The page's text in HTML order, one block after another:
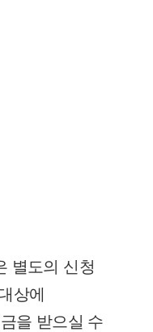
별도의 신청
상에
을 받으실 수